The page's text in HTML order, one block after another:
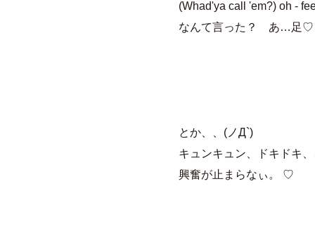
(Whad'ya call 'em?) oh -
なんて言った？ あ…足♡
とか、、(ノД`)
キュンキュン、ドキドキ
興奮が止まらなぃ。 ♡